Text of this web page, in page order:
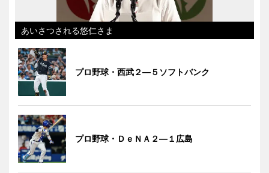
あいさつされる悠仁さま
プロ野球・西武２―５ソフトバンク
プロ野球・ＤｅＮＡ２―１広島